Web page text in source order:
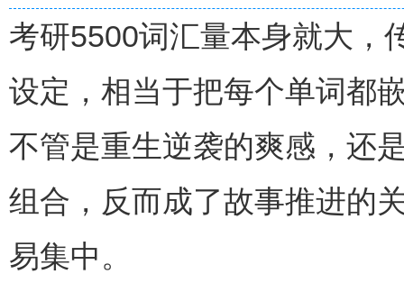
考研5500词汇量本身就大，
设定，相当于把每个单词都
不管是重生逆袭的爽感，还
组合，反而成了故事推进的
易集中。